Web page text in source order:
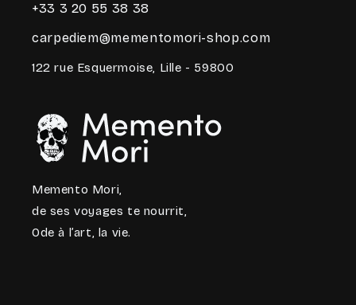
+33 3 20 55 38 38
carpediem@mementomori-shop.com
122 rue Esquermoise, Lille - 59800
Memento Mori,
de ses voyages te nourrit,
Ode à l’art, la vie.